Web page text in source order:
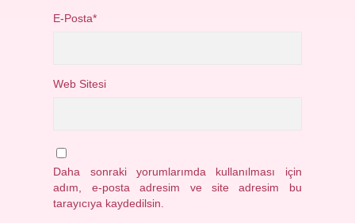
E-Posta*
Web Sitesi
Daha sonraki yorumlarımda kullanılması için
adım, e-posta adresim ve site adresim bu
tarayıcıya kaydedilsin.